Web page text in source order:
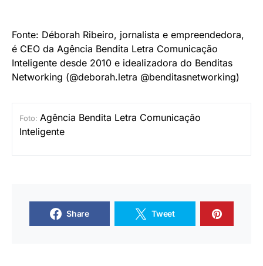
Fonte: Déborah Ribeiro, jornalista e empreendedora,
é CEO da Agência Bendita Letra Comunicação
Inteligente desde 2010 e idealizadora do Benditas
Networking (@deborah.letra @benditasnetworking)
Foto: Agência Bendita Letra Comunicação
Inteligente
Share Tweet